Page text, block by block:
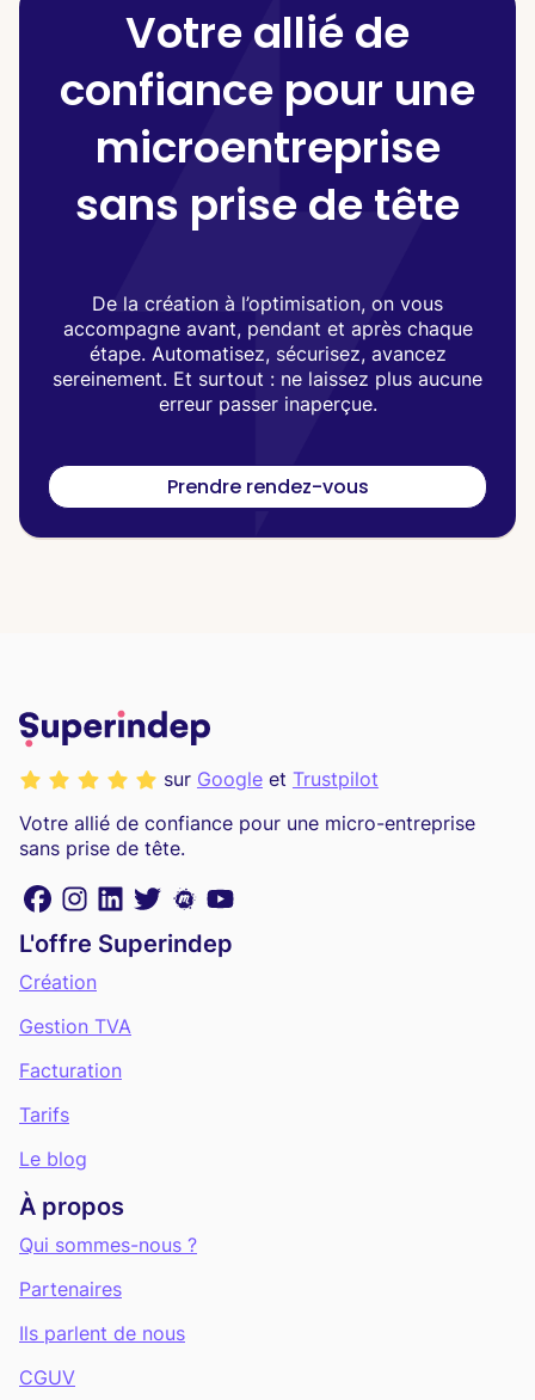
Votre allié de
confiance pour une
microentreprise
sans prise de tête
De la création à l’optimisation, on vous
accompagne avant, pendant et après chaque
étape. Automatisez, sécurisez, avancez
sereinement. Et surtout : ne laissez plus aucune
erreur passer inaperçue.
Prendre rendez-vous
sur Googleet Trustpilot
Votre allié de confiance pour une micro-entreprise
sans prise de tête.
L'offre Superindep
Création
Gestion TVA
Facturation
Tarifs
Le blog
À propos
Qui sommes-nous ?
Partenaires
Ils parlent de nous
CGUV